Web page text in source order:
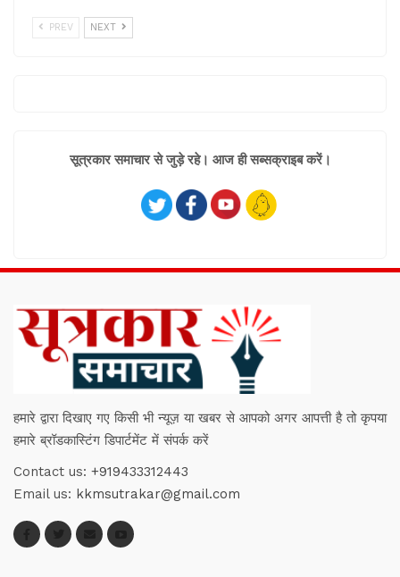
PREV NEXT
सूत्रकार समाचार से जुड़े रहे। आज ही सब्सक्राइब करें।
हमारे द्वारा दिखाए गए किसी भी न्यूज़ या खबर से आपको अगर आपत्ती है तो कृपया
हमारे ब्रॉडकास्टिंग डिपार्टमेंट में संपर्क करें
Contact us: +919433312443
Email us: kkmsutrakar@gmail.com